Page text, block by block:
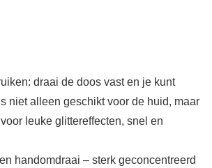
draai de doos vast en je kunt
niet alleen geschikt voor de huid, maar
leuke glittereffecten, snel en
handomdraai – sterk geconcentreerd